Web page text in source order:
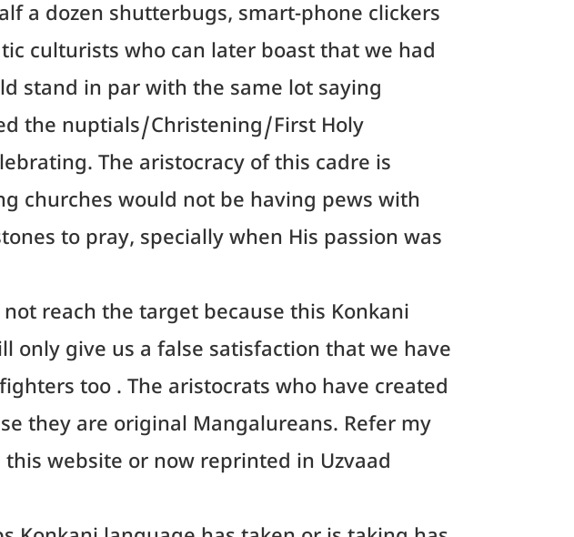
a dozen shutterbugs, smart-phone clickers
culturists who can later boast that we had
stand in par with the same lot saying
the nuptials/Christening/First Holy
The aristocracy of this cadre is
churches would not be having pews with
to pray, specially when His passion was
reach the target because this Konkani
give us a false satisfaction that we have
too . The aristocrats who have created
they are original Mangalureans. Refer my
website or now reprinted in Uzvaad